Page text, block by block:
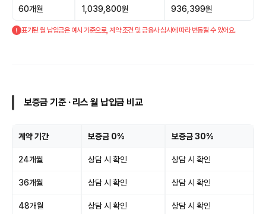
60개월 1,039,800원 936,399원
표기된 월 납입금은 예시 기준으로, 계약 조건 및 금융사 심사에 따라 변동될 수 있어요.
보증금 기준 · 리스 월 납입금 비교
계약 기간 보증금 0% 보증금 30%
24개월 상담 시 확인 상담 시 확인
36개월 상담 시 확인 상담 시 확인
48개월 상담 시 확인 상담 시 확인